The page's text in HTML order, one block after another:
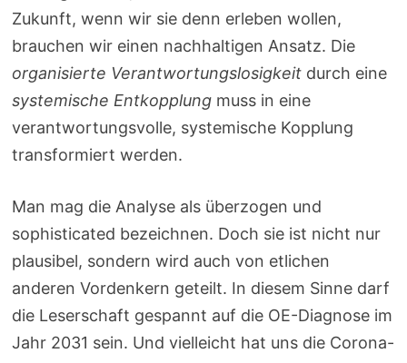
Zukunft, wenn wir sie denn erleben wollen,
brauchen wir einen nachhaltigen Ansatz. Die
organisierte Verantwortungslosigkeit durch eine
systemische Entkopplung muss in eine
verantwortungsvolle, systemische Kopplung
transformiert werden.
Man mag die Analyse als überzogen und
sophisticated bezeichnen. Doch sie ist nicht nur
plausibel, sondern wird auch von etlichen
anderen Vordenkern geteilt. In diesem Sinne darf
die Leserschaft gespannt auf die OE-Diagnose im
Jahr 2031 sein. Und vielleicht hat uns die Corona-